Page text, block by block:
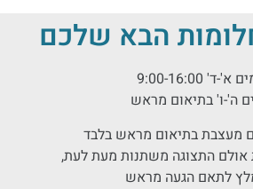
הבא שלכם
א'-ד' 9:00-16:00
ה'-ו' בתיאום מראש
מעצבת בתיאום מראש בלבד
התצוגה משתנות מעת לעת,
לתאם הגעה מראש